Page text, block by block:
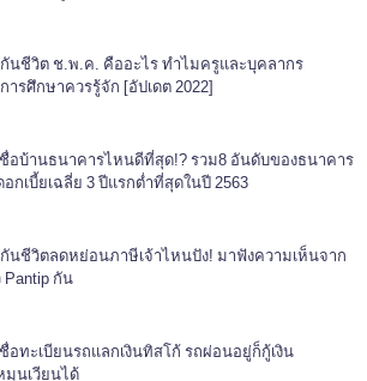
นชีวิต ช.พ.ค. คืออะไร ทำไมครูและบุคลากร
ารศึกษาควรรู้จัก [อัปเดต 2022]
ชื่อบ้านธนาคารไหนดีที่สุด!? รวม8 อันดับของธนาคาร
กเบี้ยเฉลี่ย 3 ปีแรกต่ำที่สุดในปี 2563
นชีวิตลดหย่อนภาษีเจ้าไหนปัง! มาฟังความเห็นจาก
Pantip กัน
อทะเบียนรถแลกเงินทิสโก้ รถผ่อนอยู่ก็กู้เงิน
นเวียนได้